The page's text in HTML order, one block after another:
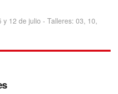
12 de julio - Talleres: 03, 10,